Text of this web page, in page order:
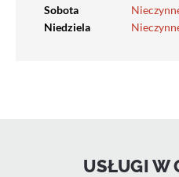
Sobota
Niedziela
USŁUGI W